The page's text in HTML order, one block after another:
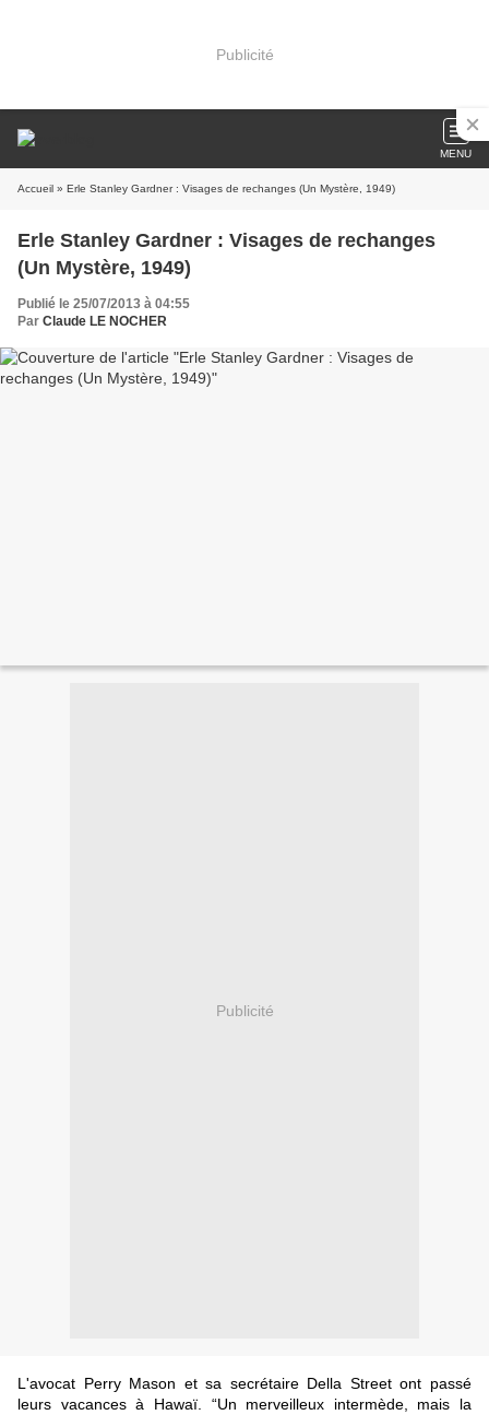
Publicité
MENU
Accueil » Erle Stanley Gardner : Visages de rechanges (Un Mystère, 1949)
Erle Stanley Gardner : Visages de rechanges
(Un Mystère, 1949)
Publié le 25/07/2013 à 04:55
Par Claude LE NOCHER
Publicité
L'avocat Perry Mason et sa secrétaire Della Street ont passé
leurs vacances à Hawaï. “Un merveilleux intermède, mais la